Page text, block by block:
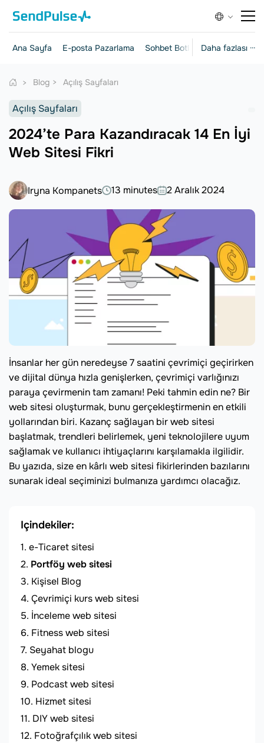
Daha fazlası ···
Ana Sayfa E-posta Pazarlama Sohbet Botları Açılış Sayfaları
Blog Açılış Sayfaları
Açılış Sayfaları
2024’te Para Kazandıracak 14 En İyi
Web Sitesi Fikri
Iryna Kompanets 13 minutes 2 Aralık 2024
İnsanlar her gün neredeyse 7 saatini çevrimiçi geçirirken
ve dijital dünya hızla genişlerken, çevrimiçi varlığınızı
paraya çevirmenin tam zamanı! Peki tahmin edin ne? Bir
web sitesi oluşturmak, bunu gerçekleştirmenin en etkili
yollarından biri. Kazanç sağlayan bir web sitesi
başlatmak, trendleri belirlemek, yeni teknolojilere uyum
sağlamak ve kullanıcı ihtiyaçlarını karşılamakla ilgilidir.
Bu yazıda, size en kârlı web sitesi fikirlerinden bazılarını
sunarak ideal seçiminizi bulmanıza yardımcı olacağız.
Içindekiler:
e-Ticaret sitesi
Portföy web sitesi
Kişisel Blog
Çevrimiçi kurs web sitesi
İnceleme web sitesi
Fitness web sitesi
Seyahat blogu
Yemek sitesi
Podcast web sitesi
Hizmet sitesi
DIY web sitesi
Fotoğrafçılık web sitesi